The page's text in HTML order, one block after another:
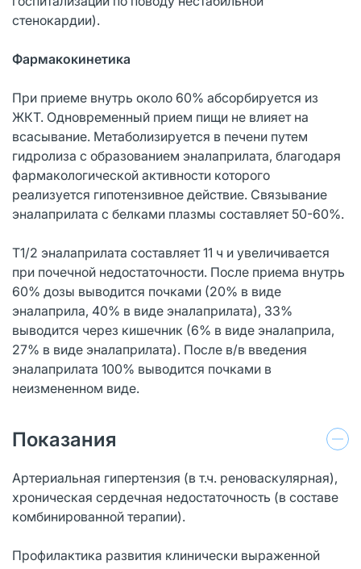
стенокардии).
Фармакокинетика
При приеме внутрь около 60% абсорбируется из
ЖКТ. Одновременный прием пищи не влияет на
всасывание. Метаболизируется в печени путем
гидролиза с образованием эналаприлата, благодаря
фармакологической активности которого
реализуется гипотензивное действие. Связывание
эналаприлата с белками плазмы составляет 50-60%.
T1/2 эналаприлата составляет 11 ч и увеличивается
при почечной недостаточности. После приема внутрь
60% дозы выводится почками (20% в виде
эналаприла, 40% в виде эналаприлата), 33%
выводится через кишечник (6% в виде эналаприла,
27% в виде эналаприлата). После в/в введения
эналаприлата 100% выводится почками в
неизмененном виде.
Показания
Артериальная гипертензия (в т.ч. реноваскулярная),
хроническая сердечная недостаточность (в составе
комбинированной терапии).
Профилактика развития клинически выраженной